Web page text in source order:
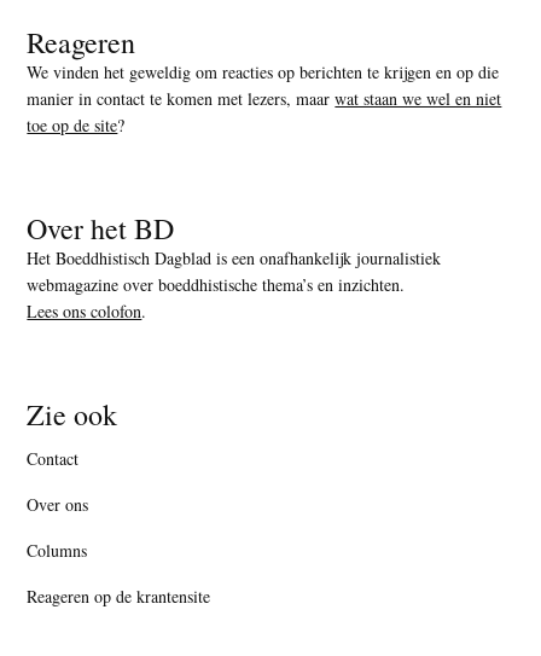
Reageren
We vinden het geweldig om reacties op berichten te krijgen en op die
manier in contact te komen met lezers, maarwat staan we wel en niet
toe op de site?
Over het BD
Het Boeddhistisch Dagblad is een onafhankelijk journalistiek
webmagazine over boeddhistische thema’s en inzichten.
Lees ons colofon.
Zie ook
Contact
Over ons
Columns
Reageren op de krantensite